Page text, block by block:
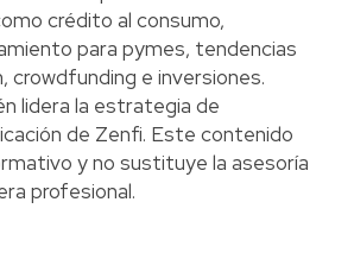
crédito al consumo,
para pymes, tendencias
crowdfunding e inversiones.
lidera la estrategia de
de Zenfi. Este contenido
y no sustituye la asesoría
profesional.